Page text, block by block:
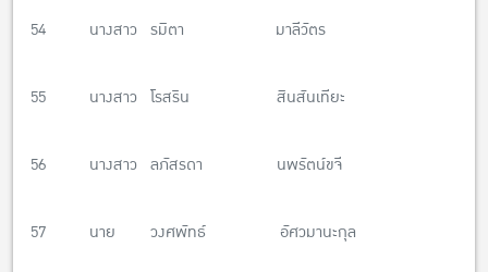
54 นางสาว รมิตา มาลีวัตร
55 นางสาว โรสริน สินสันเทียะ
56 นางสาว ลภัสรดา นพรัตน์ขจี
57 นาย วงศพัทธ์ อัศวมานะกุล